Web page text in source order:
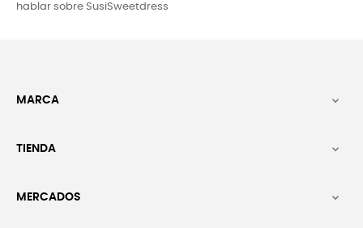
hablar sobre SusiSweetdress
MARCA 
TIENDA 
MERCADOS 